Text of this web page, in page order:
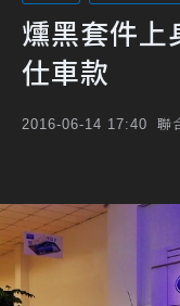
燻黑套件
仕車款
2016-06-14 17:40 聯